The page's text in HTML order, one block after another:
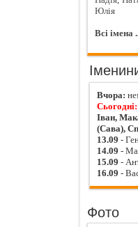
Юлія
Всі імена
Вчора:
Сьогодні:
Іван,
(Сава),
13.09 -
14.09 -
15.09 -
16.09 -
Фото